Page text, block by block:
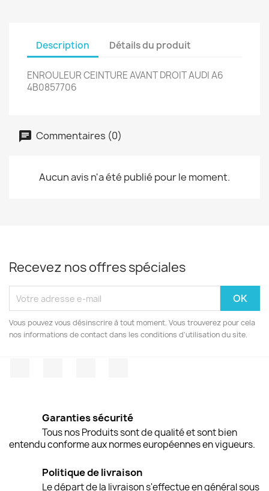
Description Détails du produit
ENROULEUR CEINTURE AVANT DROIT AUDI A6
4B0857706
Commentaires (0)
Aucun avis n'a été publié pour le moment.
Recevez nos offres spéciales
Vous pouvez vous désinscrire à tout moment. Vous trouverez pour cela
nos informations de contact dans les conditions d'utilisation du site.
Garanties sécurité
Tous nos Produits sont de qualité et sont bien
entendu conforme aux normes européennes en vigueurs.
Politique de livraison
Le départ de la livraison s'effectue en général sous